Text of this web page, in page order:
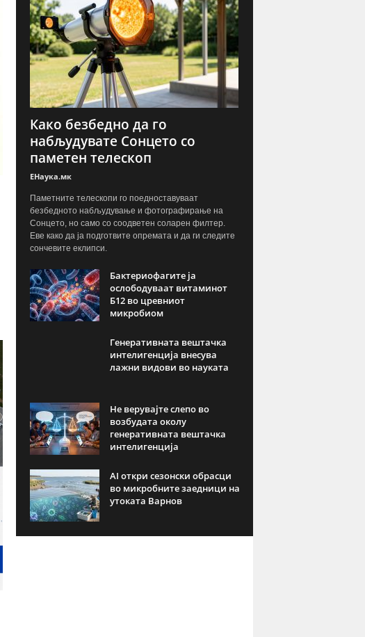
Како безбедно да го
набљудувате Сонцето со
паметен телескоп
ЕНаука.мк
Паметните телескопи го поедноставуваат
безбедното набљудување и фотографирање на
Сонцето, но само со соодветен соларен филтер.
Еве како да ја подготвите опремата и да ги следите
сончевите еклипси.
Бактериофагите ја
ослободуваат витаминот
Б12 во цревниот
микробиом
Генеративната вештачка
интелигенција внесува
лажни видови во науката
Не верувајте слепо во
возбудата околу
генеративната вештачка
интелигенција
AI откри сезонски обрасци
во микробните заедници на
утоката Варнов